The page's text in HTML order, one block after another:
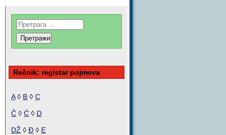
Rečnik: registar pojmova
A◊ B ◊ C
Č ◊ Ć ◊ D
DŽ ◊ Đ ◊ E